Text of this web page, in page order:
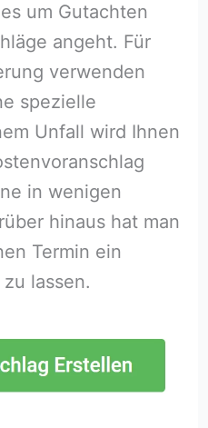
um Gutachten
angeht. Für
verwenden
spezielle
Unfall wird Ihnen
in wenigen
hinaus hat man
Termin ein
lassen.